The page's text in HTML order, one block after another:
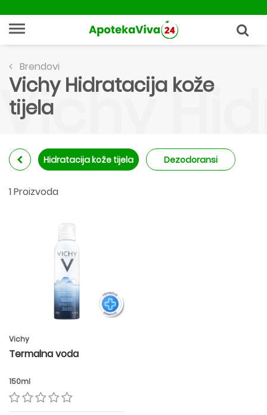
Brendovi
Vichy Hidratacija kože
tijela
Vichy
Hidratacija kože tijela Dezodoransi
1 Proizvoda
Vichy
Termalna voda
150ml